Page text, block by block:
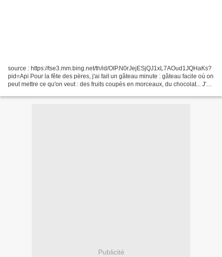
source : https://tse3.mm.bing.net/th/id/OIP.N0rJejESjQJ1xL7AOud1JQHaKs?
pid=Api Pour la fête des pères, j'ai fait un gâteau minute : gâteau facile où on
peut mettre ce qu'on veut : des fruits coupés en morceaux, du chocolat... J'ai
Publicité